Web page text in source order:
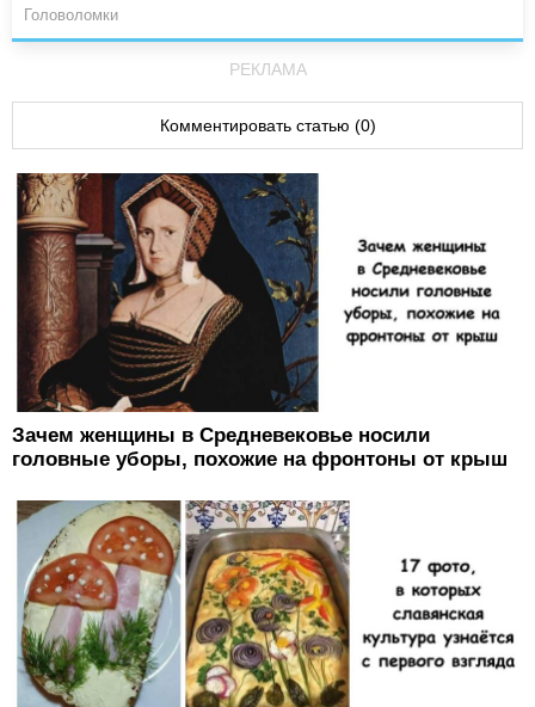
Головоломки
РЕКЛАМА
Комментировать статью (0)
Зачем женщины в Средневековье носили
головные уборы, похожие на фронтоны от крыш